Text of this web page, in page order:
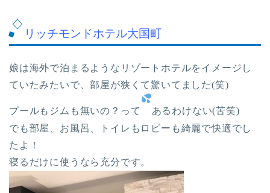
リッチモンドホテル大国町
娘は海外で泊まるようなリゾートホテルをイメージし
ていたみたいで、部屋が狭くて驚いてました(笑)
プールもジムも無いの？って
あるわけない(苦笑)
でも部屋、お風呂、トイレもロビーも綺麗で快適でし
たよ！
寝るだけに使うなら充分です。